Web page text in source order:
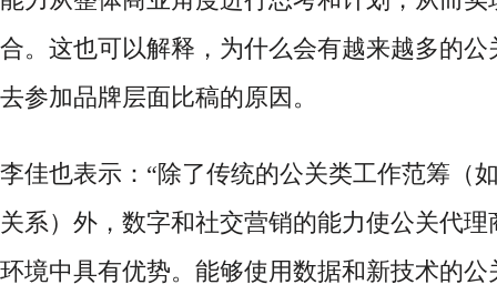
合。这也可以解释，为什么会有越来越多的公
去参加品牌层面比稿的原因。
李佳也表示： “除了传统的公关类工作范筹（
关系）外，数字和社交营销的能力使公关代
环境中具有优势。能够使用数据和新技术的公